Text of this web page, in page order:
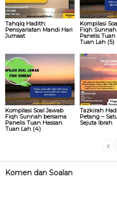
Tahqiq Hadith:
Pensyariatan Mandi Hari
Jumaat
Kompilasi
Fiqh Sunnah
Panelis Tuan
Tuan Lah (5)
Kompilasi Soal Jawab
Fiqh Sunnah bersama
Panelis Tuan Hassan
Tuan Lah (4)
Tazkirah
Petang –
Sejuta Ibrah
Komen dan Soalan